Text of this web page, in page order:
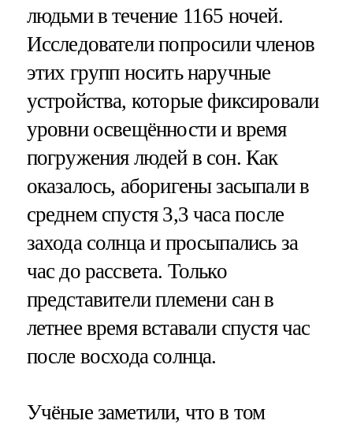
людьми в течение 1165 ночей.
Исследователи попросили членов
этих групп носить наручные
устройства, которые фиксировали
уровни освещённости и время
погружения людей в сон. Как
оказалось, аборигены засыпали в
среднем спустя 3,3 часа после
захода солнца и просыпались за
час до рассвета. Только
представители племени сан в
летнее время вставали спустя час
после восхода солнца.
Учёные заметили, что в том